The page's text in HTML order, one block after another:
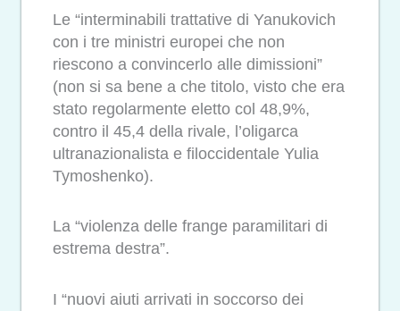
Le “interminabili trattative di Yanukovich
con i tre ministri europei che non
riescono a convincerlo alle dimissioni”
(non si sa bene a che titolo, visto che era
stato regolarmente eletto col 48,9%,
contro il 45,4 della rivale, l’oligarca
ultranazionalista e filoccidentale Yulia
Tymoshenko).
La “violenza delle frange paramilitari di
estrema destra”.
I “nuovi aiuti arrivati in soccorso dei